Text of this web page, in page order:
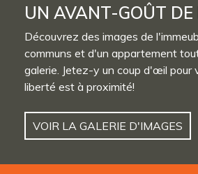
UN AVANT-GOÛT DE
Découvrez des images de
communs et d'un appartement
galerie. Jetez-y un coup d'œil pour
liberté est à proximité!
VOIR LA GALERIE D'IMAGES